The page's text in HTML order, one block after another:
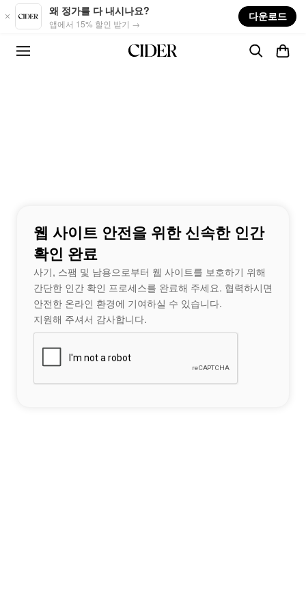
Skip to main content
왜 정가를 다 내시나요?
앱에서 15% 할인 받기 →
다운로드
웹 사이트 안전을 위한 신속한 인간
확인 완료
사기, 스팸 및 남용으로부터 웹 사이트를 보호하기 위해
간단한 인간 확인 프로세스를 완료해 주세요. 협력하시면
안전한 온라인 환경에 기여하실 수 있습니다.
지원해 주셔서 감사합니다.